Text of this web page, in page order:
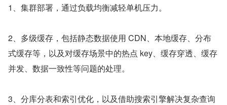
1、集群部署，通过负载均衡减轻单机压力。
2、多级缓存，包括静态数据使用 CDN、本地缓存、分布
式缓存等，以及对缓存场景中的热点 key、缓存穿透、缓存
并发、数据一致性等问题的处理。
3、分库分表和索引优化，以及借助搜索引擎解决复杂查询